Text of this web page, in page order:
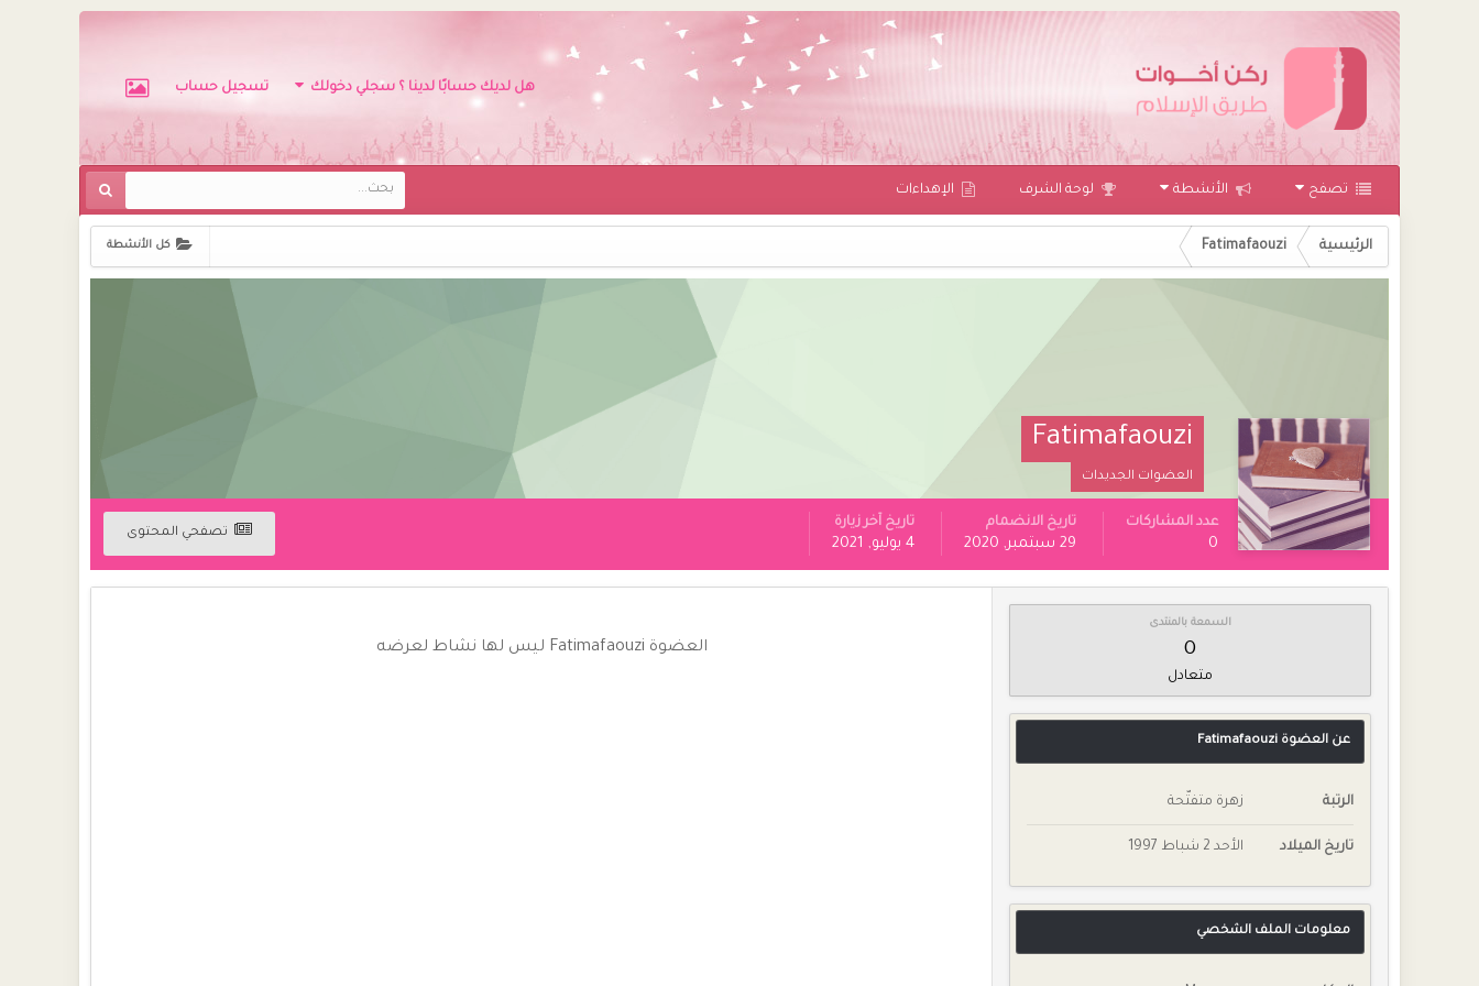
هل لديك حسابًا لدينا ؟ سجلي دخولك تسجيل حساب
تصفح الأنشطة لوحة الشرف اﻹهداءات
كل الأنشطة الرئيسية Fatimafaouzi
Fatimafaouzi
العضوات الجديدات
تصفحي المحتوى
عدد المشاركات
0
تاريخ الانضمام
29 سبتمبر, 2020
تاريخ آخر زيارة
4 يوليو, 2021
السمعة بالمنتدى
0
متعادل
عن العضوة Fatimafaouzi
الرتبة زهرة متفتّحة
تاريخ الميلاد الأحد 2 شباط 1997
معلومات الملف الشخصي
العضوة Fatimafaouzi ليس لها نشاط لعرضه